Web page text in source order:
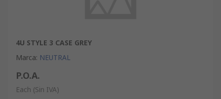
4U STYLE 3 CASE GREY
Marca: NEUTRAL
P.O.A.
Each (Sin IVA)